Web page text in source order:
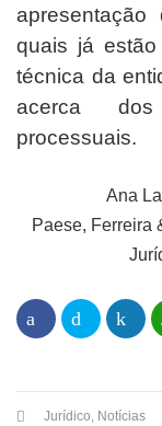
quais já
técnica da
acerca dos
processuais.
Ana
Paese, Ferreira
Jurídico, Notícias